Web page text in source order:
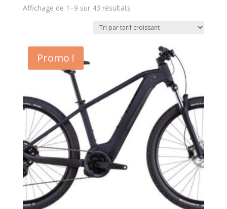
Affichage de 1–9 sur 43 résultats
Promo !